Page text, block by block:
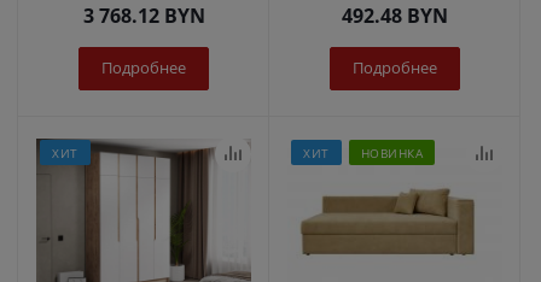
3 768.12BYN
Подробнее
492.48 BYN
Подробнее
ХИТ ХИТ НОВИНКА